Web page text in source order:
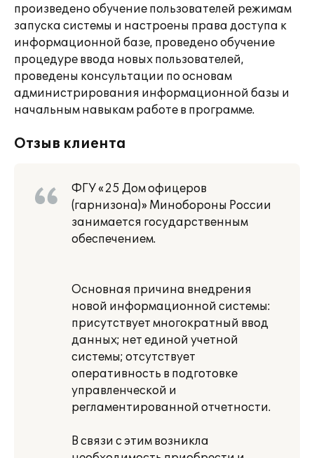
произведено обучение пользователей режимам
запуска системы и настроены права доступа к
информационной базе, проведено обучение
процедуре ввода новых пользователей,
проведены консультации по основам
администрирования информационной базы и
начальным навыкам работе в программе.
Отзыв клиента
ФГУ «25 Дом офицеров
(гарнизона)» Минобороны России
занимается государственным
обеспечением.
Основная причина внедрения
новой информационной системы:
присутствует многократный ввод
данных; нет единой учетной
системы; отсутствует
оперативность в подготовке
управленческой и
регламентированной отчетности.
В связи с этим возникла